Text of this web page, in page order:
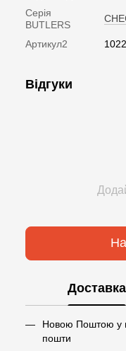
Серія
BUTLERS
Артикул2
Відгуки
Доставка
Новою Поштою у
пошти